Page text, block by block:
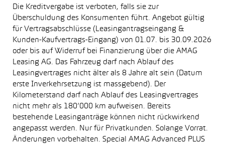
Die Kreditvergabe ist verboten, falls sie zur
Überschuldung des Konsumenten führt. Angebot gültig
für Vertragsabschlüsse (Leasingantragseingang &
Kunden-Kaufvertrags-Eingang) von 01.07. bis 30.09.2026
oder bis auf Widerruf bei Finanzierung über die AMAG
Leasing AG. Das Fahrzeug darf nach Ablauf des
Leasingvertrages nicht älter als 8 Jahre alt sein (Datum
erste Inverkehrsetzung ist massgebend). Der
Kilometerstand darf nach Ablauf des Leasingvertrages
nicht mehr als 180’000 km aufweisen. Bereits
bestehende Leasinganträge können nicht rückwirkend
angepasst werden. Nur für Privatkunden. Solange Vorrat.
Änderungen vorbehalten. Special AMAG Advanced PLUS